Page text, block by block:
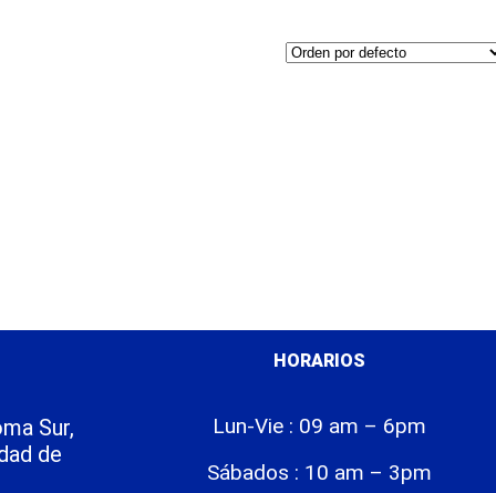
Sur,
de
HORARIOS
Lun-Vie : 09 am – 6pm
Sábados : 10 am – 3pm